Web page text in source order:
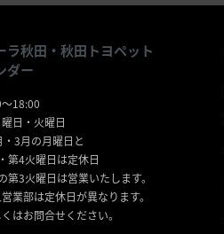
ラ秋田・秋田トヨペット
ダー
18:00
日・火曜日
の月曜日と
曜日は定休日
曜日は営業いたします。
は定休日が異なります。
合せください。